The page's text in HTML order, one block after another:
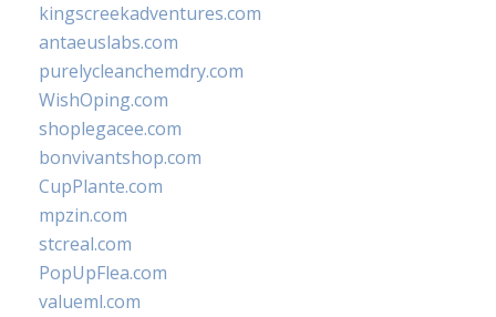
kingscreekadventures.com
antaeuslabs.com
purelycleanchemdry.com
WishOping.com
shoplegacee.com
bonvivantshop.com
CupPlante.com
mpzin.com
stcreal.com
PopUpFlea.com
valueml.com